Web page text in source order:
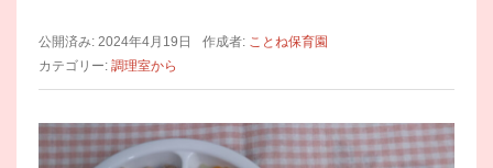
公開済み: 2024年4月19日 作成者: ことね保育園
カテゴリー: 調理室から